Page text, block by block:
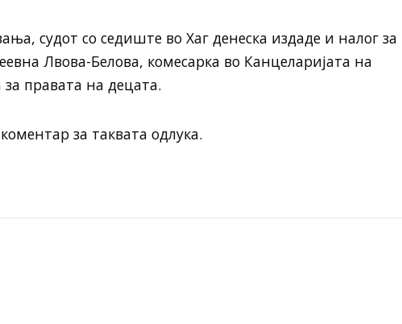
судот со седиште во Хаг денеска издаде и налог за
Лвова-Белова, комесарка во Канцеларијата на
за правата на децата.
за таквата одлука.